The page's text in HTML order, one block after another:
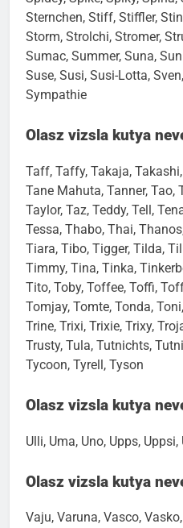
Sternchen, Stiff, Stiffler,
Storm, Strolchi, Stromer,
Sumac, Summer, Suna,
Suse, Susi, Susi-Lotta,
Sympathie
Olasz vizsla kutya
Taff, Taffy, Takaja,
Tane Mahuta, Tanner, Tao,
Taylor, Taz, Teddy, Tell,
Tessa, Thabo, Thai,
Tiara, Tibo, Tigger, Tilda,
Timmy, Tina, Tinka,
Tito, Toby, Toffee, Toffi,
Tomjay, Tomte, Tonda,
Trine, Trixi, Trixie, Trixy,
Trusty, Tula, Tutnichts,
Tycoon, Tyrell, Tyson
Olasz vizsla kutya
Ulli, Uma, Uno, Upps, Uppsi,
Olasz vizsla kutya
Vaju, Varuna, Vasco,